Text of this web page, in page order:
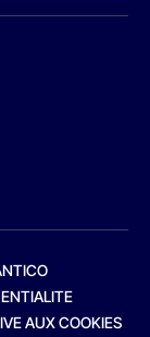
AUX COOKIES